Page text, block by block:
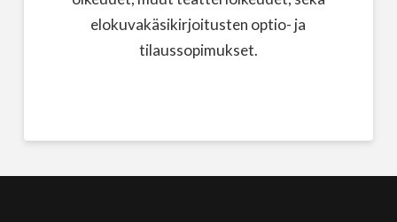
elokuvakäsikirjoitusten optio- ja
tilaussopimukset.